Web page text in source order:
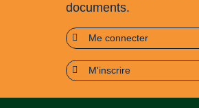
documents.
Me connecter
M'inscrire